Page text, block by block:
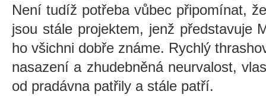
Není tudíž potřeba vůbec připomínat,
jsou stále projektem, jenž představuje
ho všichni dobře známe. Rychlý
nasazení a zhudebněná neurvalost,
od pradávna patřily a stále patří.